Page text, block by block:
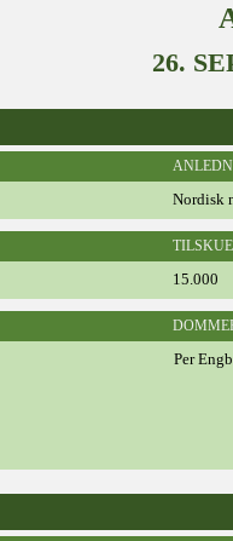
26.
Nordisk
15.000
Per